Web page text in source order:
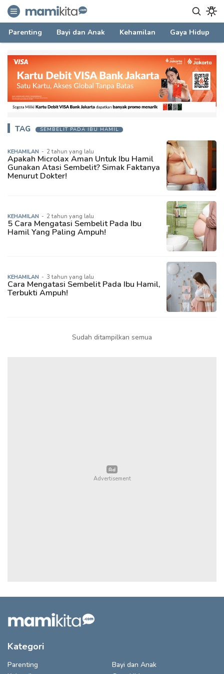
mamikita.com
Informasi Parenting untuk Mami Milenial
Parenting Bayi dan Anak Kehamilan Gaya Hidup
TAG SEMBELIT PADA IBU HAMIL
KEHAMILAN - 2 tahun yang lalu
Apakah Microlax Aman Untuk Ibu Hamil
Gunakan Atasi Sembelit? Simak Faktanya
Menurut Dokter!
KEHAMILAN - 2 tahun yang lalu
5 Cara Mengatasi Sembelit Pada Ibu
Hamil Yang Paling Ampuh!
KEHAMILAN - 3 tahun yang lalu
Cara Mengatasi Sembelit Pada Ibu Hamil,
Terbukti Ampuh!
Sudah ditampilkan semua
Kategori
Parenting
Bayi dan Anak